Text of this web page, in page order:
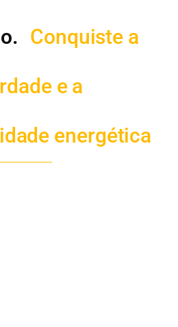
Conquiste a
e a
energética